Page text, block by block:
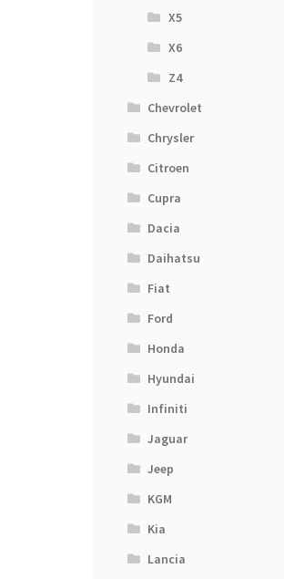
X5
X6
Z4
Chevrolet
Chrysler
Citroen
Cupra
Dacia
Daihatsu
Fiat
Ford
Honda
Hyundai
Infiniti
Jaguar
Jeep
KGM
Kia
Lancia